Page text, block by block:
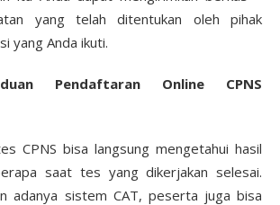
yang telah ditentukan oleh pihak
yang Anda ikuti.
Pendaftaran Online CPNS
CPNS bisa langsung mengetahui hasil
saat tes yang dikerjakan selesai.
adanya sistem CAT, peserta juga bisa